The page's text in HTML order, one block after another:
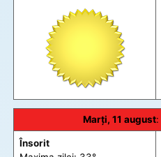
Marți, 11 august:
Însorit